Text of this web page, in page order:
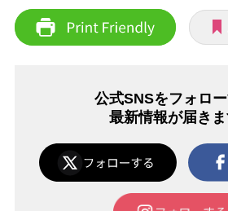
公式SNSをフォロ
最新情報が届きま